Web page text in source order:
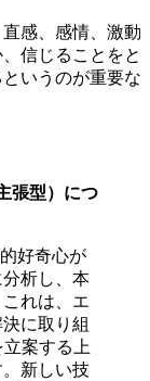
感、感情、激動
信じることをと
いうのが重要な
張型）につ
好奇心が
析し、本
れは、エ
に取り組
案する上
新しい技